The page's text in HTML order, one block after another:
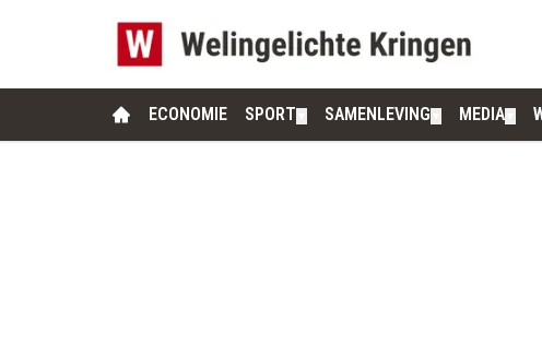
ECONOMIE SPORT SAMENLEVING MEDIA